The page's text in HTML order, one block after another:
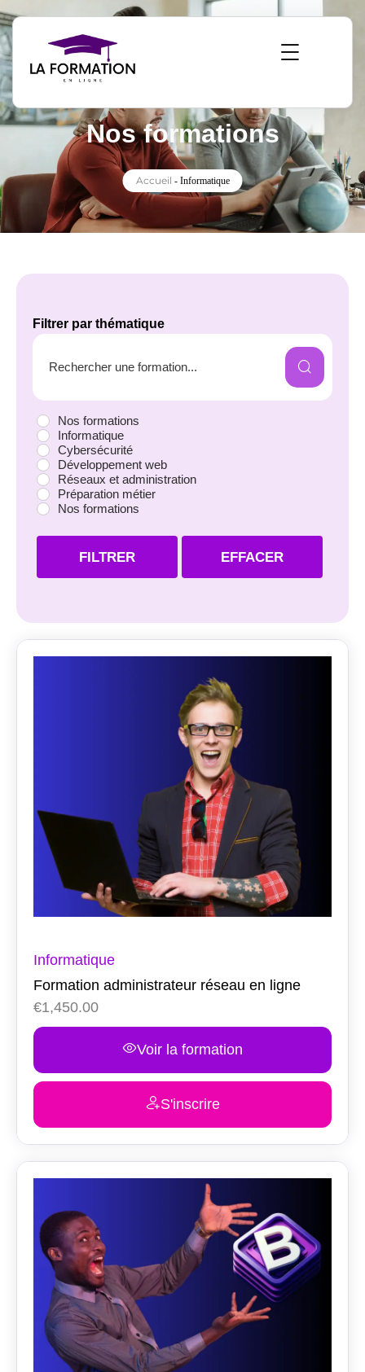
Nos formations
Accueil - Informatique
Filtrer par thématique
Nos formations
Informatique
Cybersécurité
Développement web
Réseaux et administration
Préparation métier
Nos formations
FILTRER EFFACER
Informatique
Formation administrateur réseau en ligne
€1,450.00
Voir la formation
S'inscrire